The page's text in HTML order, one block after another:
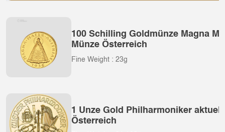
100 Schilling Goldmünze Magna
Münze Österreich
Fine Weight : 23g
1 Unze Gold Philharmoniker
Österreich